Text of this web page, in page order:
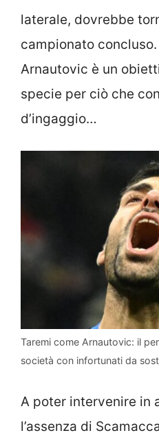
laterale, dovrebbe
campionato
Arnautovic è un
specie per ciò che
d’ingaggio…
Taremi come Arnautovic: il
società con infortunati da
A poter intervenire in
l’assenza di